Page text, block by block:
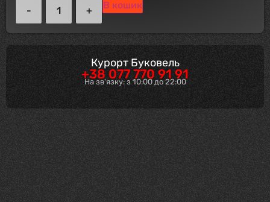
В кошик
Курорт Буковель
+38 077 770 91 91
На зв'язку: з 10:00 до 22:00